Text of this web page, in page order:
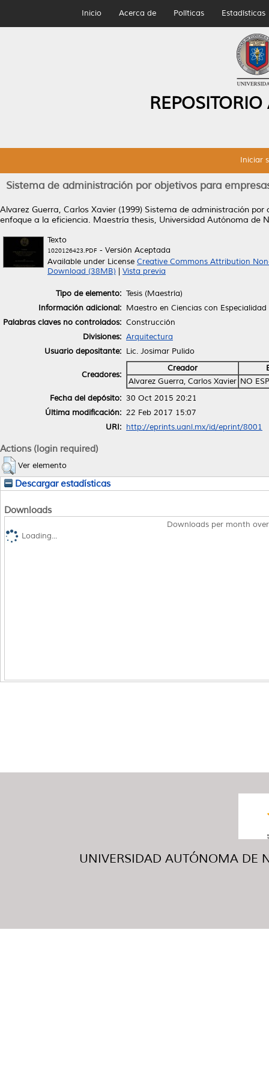
Inicio Acerca de Políticas Estadísticas
Iniciar
Sistema de administración por objetivos para
Alvarez Guerra, Carlos Xavier (1999) Sistema de administración
enfoque a la eficiencia. Maestría thesis, Universidad Autónoma de
Texto
1020126423.PDF - Versión Aceptada
Available under License Creative Commons Attribution
Download (38MB)
Vista previa
Tipo de elemento: Tesis (Maestría)
Información adicional: Maestro en Ciencias con
Palabras claves no controlados: Construcción
Divisiones: Arquitectura
Usuario depositante: Lic. Josimar Pulido
Creadores:
Creador
Alvarez Guerra, Carlos Xavier NO
Fecha del depósito: 30 Oct 2015 20:21
Última modificación: 22 Feb 2017 15:07
URI: http://eprints.uanl.mx/id/eprint/8001
Actions (login required)
Ver elemento
Descargar estadísticas
Downloads
Downloads per month
Loading...
UNIVERSIDAD AUTÓNOMA DE